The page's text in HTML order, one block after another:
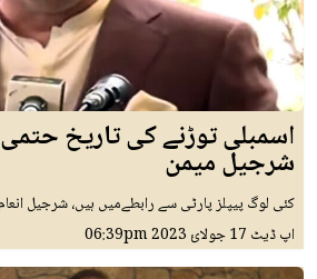
اسمبلی توڑنے کی تاریخ
شرجیل میمن
کئی لوگ پیپلز پارٹی سے رابطےمیں ہیں، شرجیل
اپ ڈیٹ 17 جولائ 2023 06:39pm